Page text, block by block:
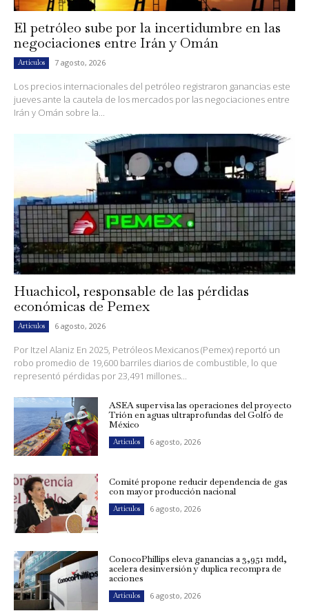
El petróleo sube por la incertidumbre en las
negociaciones entre Irán y Omán
Artículos 7 agosto, 2026
Los precios internacionales del petróleo registraron ganancias este
jueves ante la cautela de los mercados por las negociaciones entre
Irán y Omán sobre la...
Huachicol, responsable de las pérdidas
económicas de Pemex
Artículos 6 agosto, 2026
Por Itzel Alaniz En 2025, Petróleos Mexicanos (Pemex) reportó un
robo promedio de 19,600 barriles diarios de combustible, lo que
representó pérdidas por 23,491 millones...
ASEA supervisa las operaciones del proyecto
Trión en aguas ultraprofundas del Golfo de
México
Artículos 6 agosto, 2026
Comité propone reducir dependencia de gas
con mayor producción nacional
Artículos 6 agosto, 2026
ConocoPhillips eleva ganancias a 3,951 mdd,
acelera desinversión y duplica recompra de
acciones
Artículos 6 agosto, 2026